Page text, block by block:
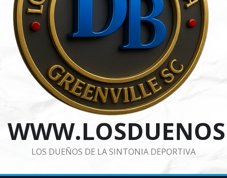
LOS DUEÑOS DE LA SINTONIA DEPORTIVA